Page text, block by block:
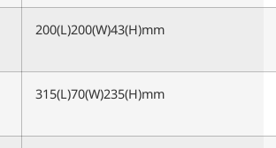
200(L)200(W)43(H)mm
315(L)70(W)235(H)mm